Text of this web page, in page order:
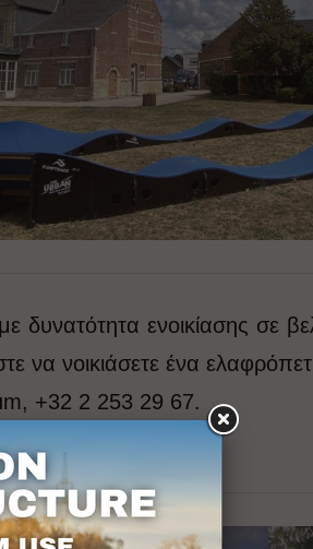
ενοικίασης σε
νοικιάσετε ένα
+32 2 253 29 67.